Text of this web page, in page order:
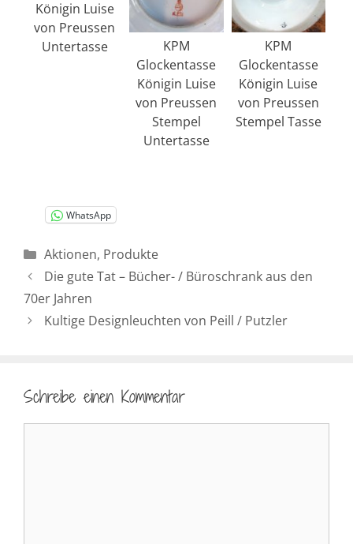
Königin Luise
von Preussen
Untertasse
KPM
Glockentasse
Königin Luise
von Preussen
Stempel
Untertasse
KPM
Glockentasse
Königin Luise
von Preussen
Stempel Tasse
WhatsApp
Kategorien
Aktionen, Produkte
Die gute Tat – Bücher- / Büroschrank aus den
70er Jahren
Kultige Designleuchten von Peill / Putzler
Schreibe einen Kommentar